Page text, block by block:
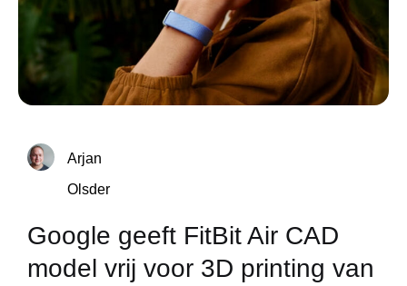
Arjan
Olsder
Google geeft FitBit Air CAD
model vrij voor 3D printing van